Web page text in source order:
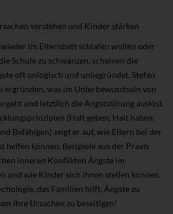
verstehen und Kinder stärken
im Elternbett schlafen wollen oder
Schule zu schwänzen, scheinen die
oft unlogisch und unbegründet. Stefan
was im Unterbewusstsein von
und letztlich die Angststörung auslöst.
(Halt geben, Halt haben,
Befähigen) zeigt er auf, wie Eltern bei der
helfen können. Beispiele aus der Praxis
inneren Konflikten Ängste im
und wie Kinder sich ihnen stellen können.
das Familien hilft, Ängste zu
ihre Ursachen zu beseitigen!